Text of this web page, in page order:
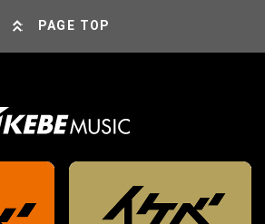
PAGE TOP